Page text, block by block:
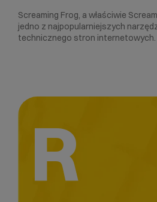
Screaming Frog, a właściwie
jedno z najpopularniejszych
technicznego stron
R